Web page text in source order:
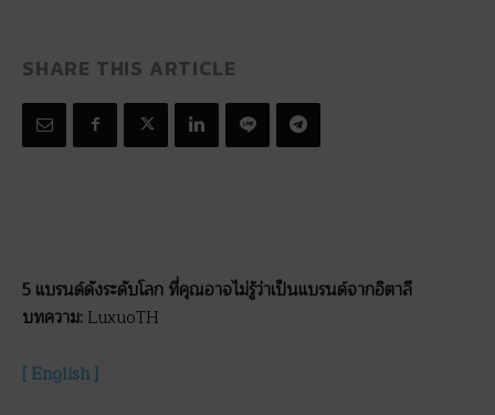
SHARE THIS ARTICLE
5 แบรนด์ดังระดับโลก ที่คุณอาจไม่รู้ว่าเป็นแบรนด์จากอิตาลี
บทความ: LuxuoTH
[ English ]